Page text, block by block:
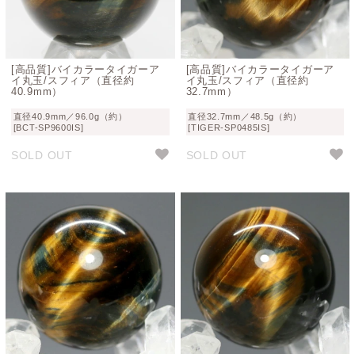
[高品質]バイカラータイガーア
イ丸玉/スフィア（直径約
40.9mm）
直径40.9mm／96.0g（約）
[BCT-SP9600IS]
SOLD OUT
[高品質]バイカラータイガーア
イ丸玉/スフィア（直径約
32.7mm）
直径32.7mm／48.5g（約）
[TIGER-SP0485IS]
SOLD OUT